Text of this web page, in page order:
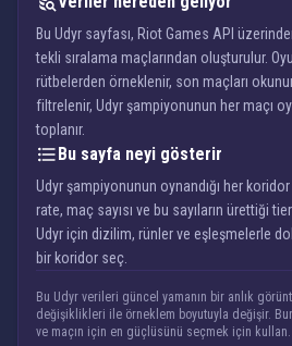
Bu Udyr sayfası, Riot Games API
tekli sıralama maçlarından oluşturulur.
rütbelerden örneklenir, son maçları
filtrelenir, Udyr şampiyonunun her maçı
toplanır.
Bu sayfa neyi gösterir
Udyr şampiyonunun oynandığı her
rate, maç sayısı ve bu sayıların ürettiği
Udyr için dizilim, rünler ve eşleşmelerle
bir koridor seç.
Bu Udyr verileri güncel yamanın bir anlık
değişiklikleri ile örneklem boyutuyla değişir.
ve maçın için en güçlüsünü seçmek için kullan.